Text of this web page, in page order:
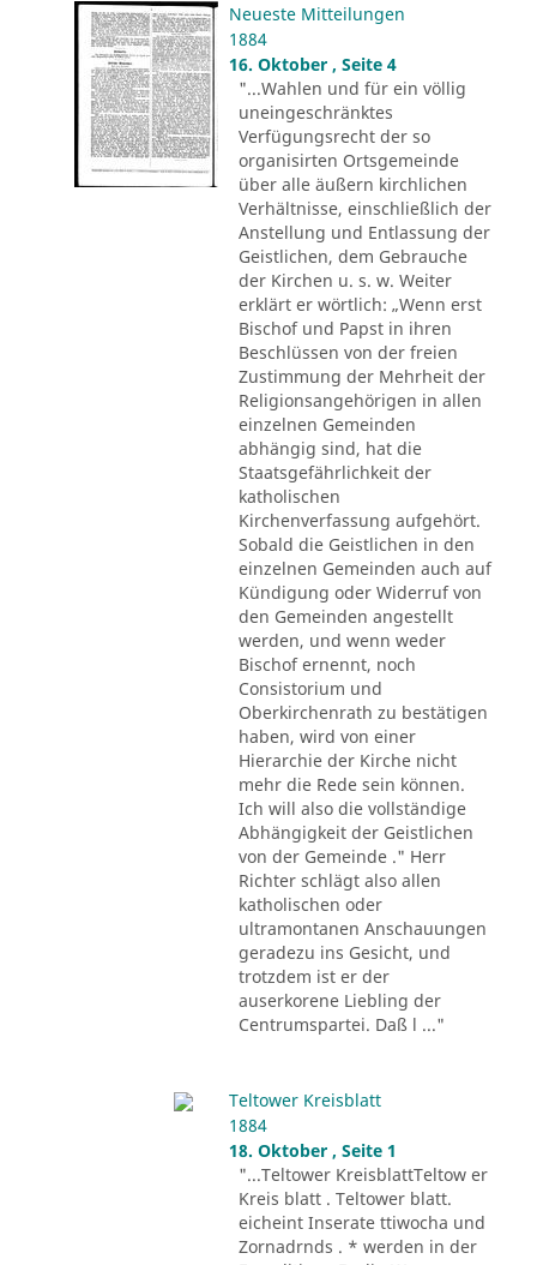
Neueste Mitteilungen
1884
16. Oktober , Seite 4
"...Wahlen und für ein völlig
uneingeschränktes
Verfügungsrecht der so
organisirten Ortsgemeinde
über alle äußern kirchlichen
Verhältnisse, einschließlich der
Anstellung und Entlassung der
Geistlichen, dem Gebrauche
der Kirchen u. s. w. Weiter
erklärt er wörtlich: „Wenn erst
Bischof und Papst in ihren
Beschlüssen von der freien
Zustimmung der Mehrheit der
Religionsangehörigen in allen
einzelnen Gemeinden
abhängig sind, hat die
Staatsgefährlichkeit der
katholischen
Kirchenverfassung aufgehört.
Sobald die Geistlichen in den
einzelnen Gemeinden auch auf
Kündigung oder Widerruf von
den Gemeinden angestellt
werden, und wenn weder
Bischof ernennt, noch
Consistorium und
Oberkirchenrath zu bestätigen
haben, wird von einer
Hierarchie der Kirche nicht
mehr die Rede sein können.
Ich will also die vollständige
Abhängigkeit der Geistlichen
von der Gemeinde ." Herr
Richter schlägt also allen
katholischen oder
ultramontanen Anschauungen
geradezu ins Gesicht, und
trotzdem ist er der
auserkorene Liebling der
Centrumspartei. Daß l ..."
Teltower Kreisblatt
1884
18. Oktober , Seite 1
"...Teltower KreisblattTeltow er
Kreis blatt . Teltower blatt.
eicheint Inserate ttiwocha und
Zornadrnds . * werden in der